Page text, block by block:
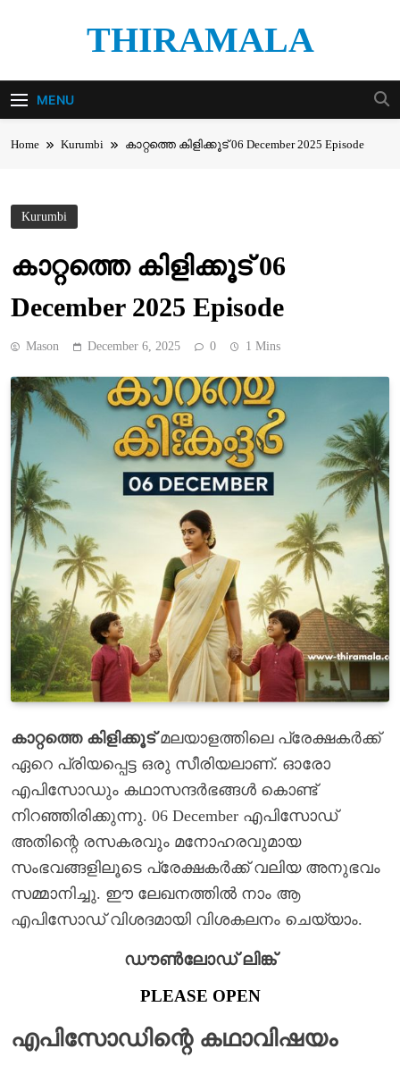
THIRAMALA
MENU
Home Kurumbi കാറ്റത്തെ കിളിക്കൂട് 06 December 2025 Episode
Kurumbi
കാറ്റത്തെ കിളിക്കൂട് 06
December 2025 Episode
Mason December 6, 2025 0 1 Mins
കാറ്റത്തെ കിളിക്കൂട്മലയാളത്തിലെ പ്രേക്ഷകർക്ക്
ഏറെ പ്രിയപ്പെട്ട ഒരു സീരിയലാണ്. ഓരോ
എപിസോഡും കഥാസന്ദർഭങ്ങൾ കൊണ്ട്
നിറഞ്ഞിരിക്കുന്നു. 06 December എപിസോഡ്
അതിന്റെ രസകരവും മനോഹരവുമായ
സംഭവങ്ങളിലൂടെ പ്രേക്ഷകർക്ക് വലിയ അനുഭവം
സമ്മാനിച്ചു. ഈ ലേഖനത്തിൽ നാം ആ
എപിസോഡ് വിശദമായി വിശകലനം ചെയ്യാം.
ഡൗൺലോഡ് ലിങ്ക്
PLEASE OPEN
എപിസോഡിന്റെ കഥാവിഷയം